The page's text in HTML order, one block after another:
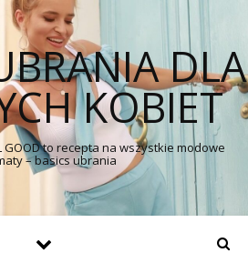
DLA
KOBIET
GOOD to recepta na wszystkie modowe
– basics ubrania